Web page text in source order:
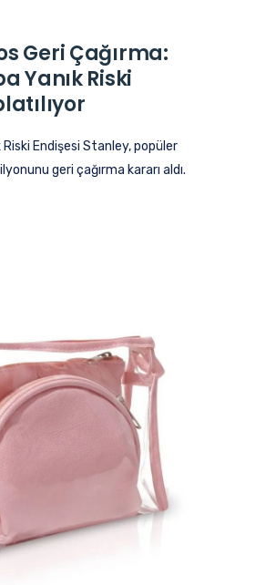
Geri Çağırma:
Yanık Riski
Endişesi Stanley, popüler
geri çağırma kararı aldı.